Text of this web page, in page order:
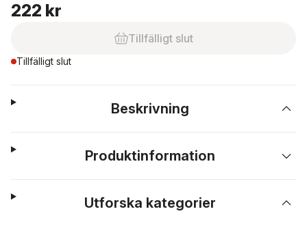
222 kr
Tillfälligt slut
Tillfälligt slut
Beskrivning
Produktinformation
Utforska kategorier